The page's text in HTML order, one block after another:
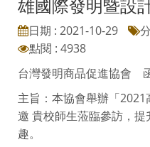
雄國際發明暨設
日期 : 2021-10-29
點閱 : 4938
台灣發明商品促進協會
主旨：本協會舉辦「
邀 貴校師生蒞臨參訪，
趣。